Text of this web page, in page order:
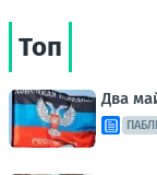
Топ
Два